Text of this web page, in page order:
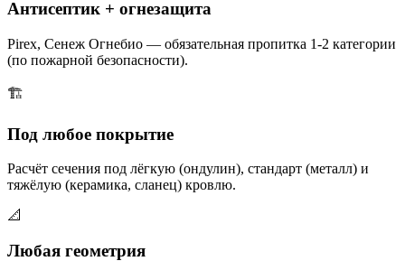
Антисептик + огнезащита
Pirex, Сенеж Огнебио — обязательная пропитка 1-2 категории
(по пожарной безопасности).
🏗️
Под любое покрытие
Расчёт сечения под лёгкую (ондулин), стандарт (металл) и
тяжёлую (керамика, сланец) кровлю.
📐
Любая геометрия